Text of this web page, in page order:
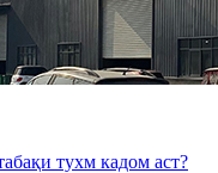
тухм кадом аст?